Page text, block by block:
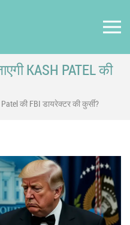
KASH PATEL की
की FBI डायरेक्टर की कुर्सी?